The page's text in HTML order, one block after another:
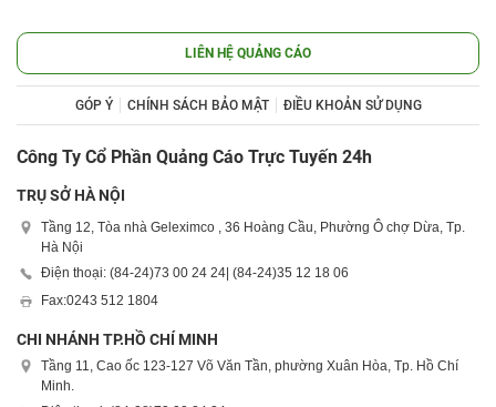
LIÊN HỆ QUẢNG CÁO
GÓP Ý CHÍNH SÁCH BẢO MẬT ĐIỀU KHOẢN SỬ DỤNG
Công Ty Cổ Phần Quảng Cáo Trực Tuyến 24h
TRỤ SỞ HÀ NỘI
Tầng 12, Tòa nhà Geleximco , 36 Hoàng Cầu, Phường Ô chợ Dừa, Tp.
Hà Nội
Điện thoại: (84-24)73 00 24 24 | (84-24)35 12 18 06
Fax:0243 512 1804
CHI NHÁNH TP.HỒ CHÍ MINH
Tầng 11, Cao ốc 123-127 Võ Văn Tần, phường Xuân Hòa, Tp. Hồ Chí
Minh.